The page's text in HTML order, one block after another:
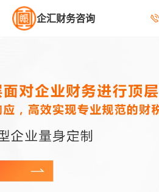
企汇财务咨询